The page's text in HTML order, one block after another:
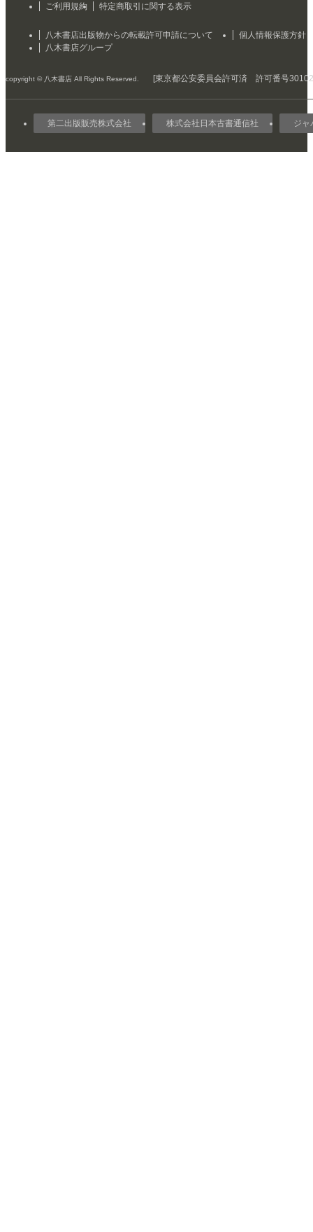
ご利用規約 特定商取引に関する表示
八木書店出版物からの転載許可申請について
個人情報保護方針
八木書店グループ
copyright © 八木書店 All Rights Reserved. [東京都公安委員会許可済 許可番号
第二出版販売株式会社 株式会社日本古書通信社 ジャ